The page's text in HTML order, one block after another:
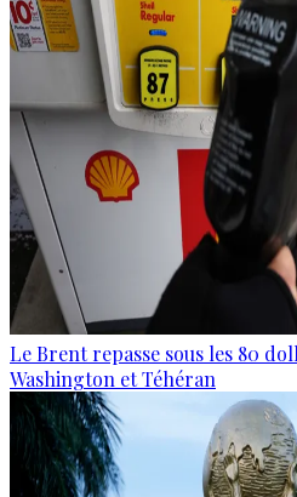
Le Brent repasse sous les 80
Washington et Téhéran